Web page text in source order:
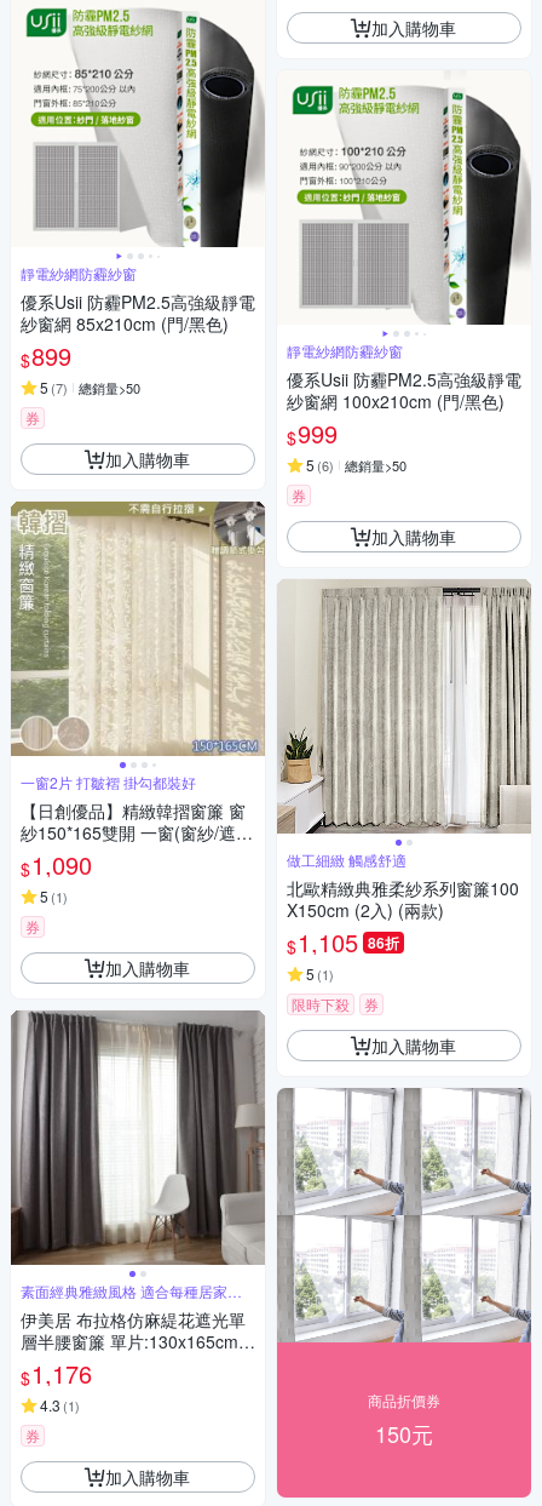
靜電紗網防霾紗窗
優系Usii 防霾PM2.5高強級靜電
紗窗網 85x210cm (門/黑色)
$899
5 (7) 總銷量>50
券
加入購物車
一窗2片 打皺褶 掛勾都裝好
【日創優品】精緻韓摺窗簾 窗
紗150*165雙開 一窗(窗紗/遮光
窗簾/長門簾/窗簾/拉簾/客廳隔
簾)
$1,090
5 (1)
券
加入購物車
素面經典雅緻風格 適合每種居家風
格
伊美居 布拉格仿麻緹花遮光單
層半腰窗簾 單片:130x165cm
共2片
$1,176
4.3 (1)
券
加入購物車
加入購物車
靜電紗網防霾紗窗
優系Usii 防霾PM2.5高強級靜電
紗窗網 100x210cm (門/黑色)
$999
5 (6) 總銷量>50
券
加入購物車
做工細緻 觸感舒適
北歐精緻典雅柔紗系列窗簾100
X150cm (2入) (兩款)
$1,105 86折
5 (1)
限時下殺 券
加入購物車
商品折價券
150元